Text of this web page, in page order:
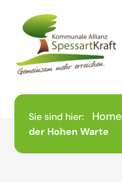
Sie sind hier: Home
der Hohen Warte